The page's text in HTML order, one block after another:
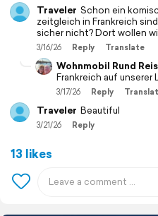
Traveler Schon ein
zeitgleich in Frankreich
sicher nicht? Dort wollen
3/16/26 Reply Translate
Wohnmobil Rund
Frankreich auf unserer
3/17/26 Reply
Traveler Beautiful
3/21/26 Reply
13 likes